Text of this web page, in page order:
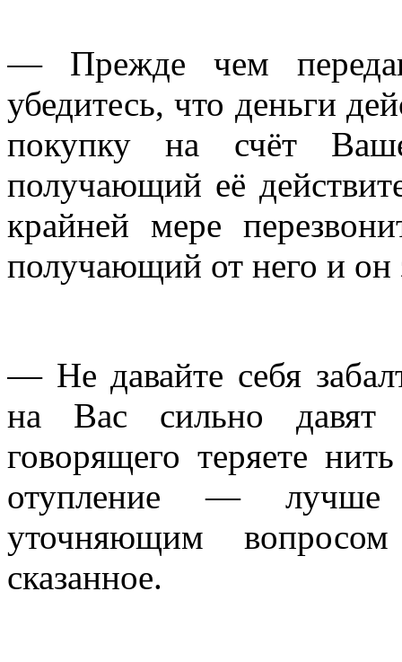
— Прежде чем
убедитесь, что деньги
покупку на счёт
получающий её
крайней мере
получающий от него и он
— Не давайте себя
на Вас сильно
говорящего теряете
отупление — лучше
уточняющим
сказанное.